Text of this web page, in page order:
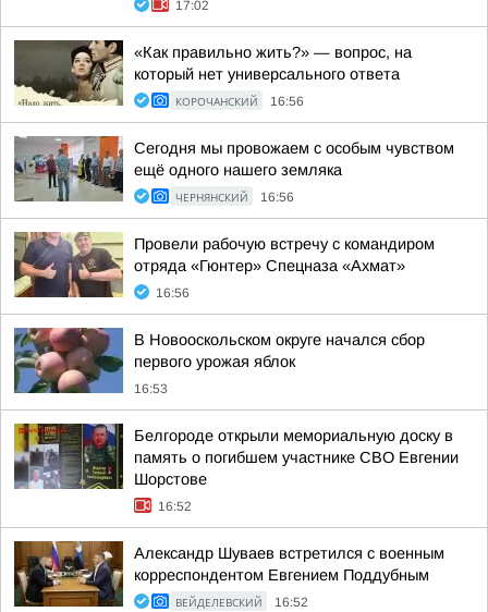
17:02
«Как правильно жить?» — вопрос, на
который нет универсального ответа
КОРОЧАНСКИЙ 16:56
Сегодня мы провожаем с особым чувством
ещё одного нашего земляка
ЧЕРНЯНСКИЙ 16:56
Провели рабочую встречу с командиром
отряда «Гюнтер» Спецназа «Ахмат»
16:56
В Новооскольском округе начался сбор
первого урожая яблок
16:53
Белгороде открыли мемориальную доску в
память о погибшем участнике СВО Евгении
Шорстове
16:52
Александр Шуваев встретился с военным
корреспондентом Евгением Поддубным
ВЕЙДЕЛЕВСКИЙ 16:52